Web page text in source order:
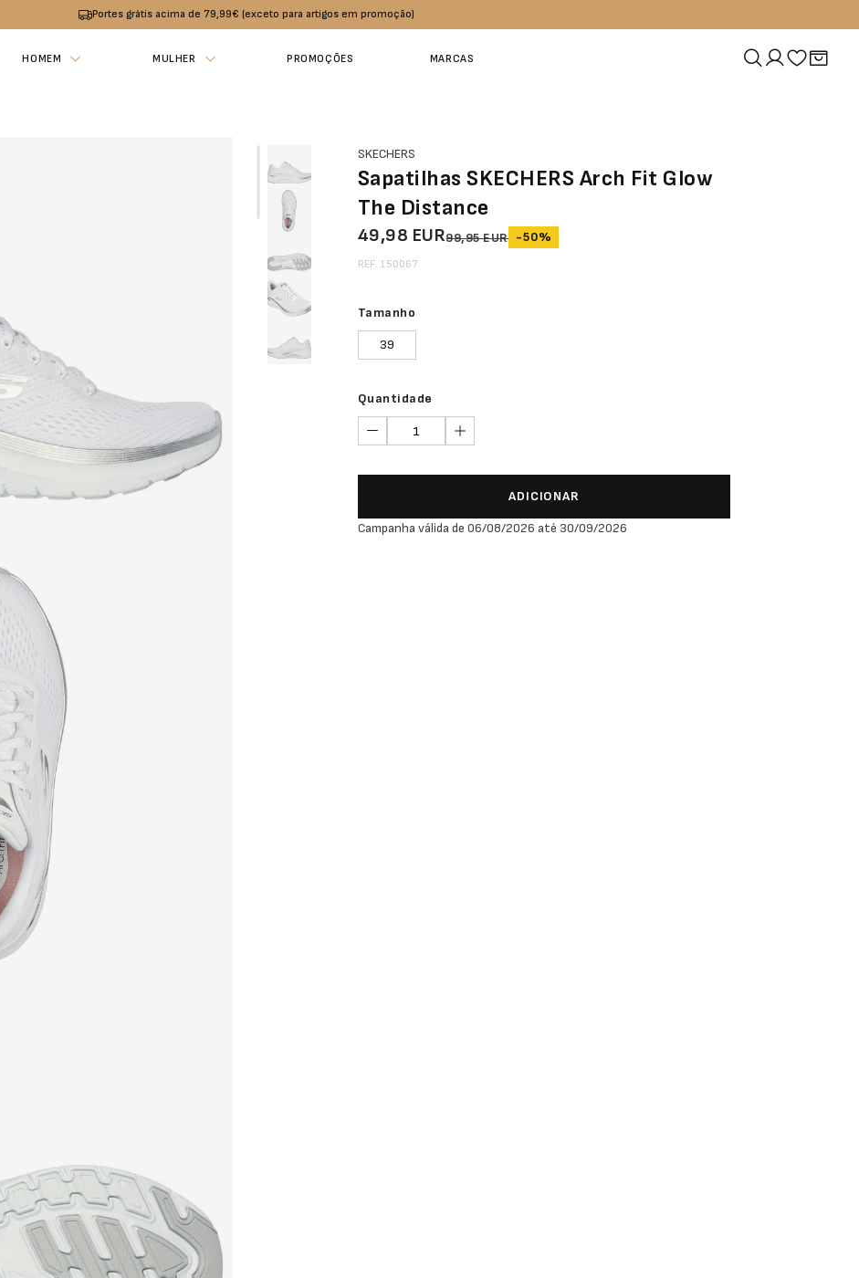
Portes grátis acima de 79,99€ (exceto para artigos em promoção)
HOMEM MULHER PROMOÇÕES MARCAS
SKECHERS
Sapatilhas SKECHERS Arch Fit Glow
The Distance
49,98 EUR99,95 EUR -50%
REF. 150067
Tamanho
39
Quantidade
ADICIONAR
Campanha válida de 06/08/2026 até 30/09/2026